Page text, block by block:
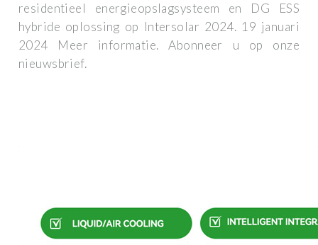
residentieel energieopslagsysteem en DG ESS
hybride oplossing op Intersolar 2024. 19 januari
2024 Meer informatie. Abonneer u op onze
nieuwsbrief.